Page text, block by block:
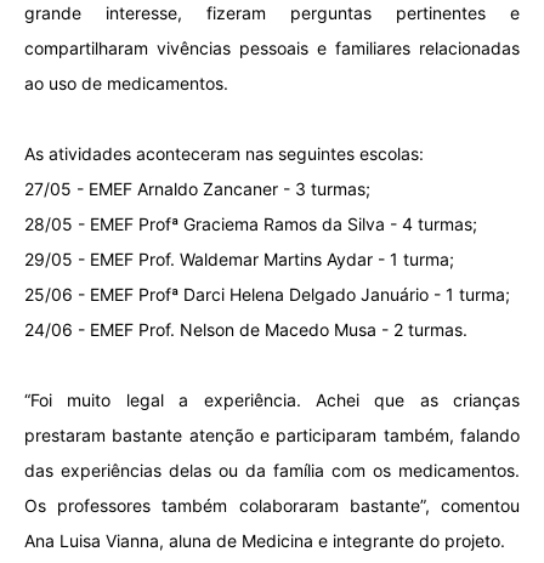
grande interesse, fizeram perguntas pertinentes e
compartilharam vivências pessoais e familiares relacionadas
ao uso de medicamentos.
As atividades aconteceram nas seguintes escolas:
27/05 - EMEF Arnaldo Zancaner - 3 turmas;
28/05 - EMEF Profª Graciema Ramos da Silva - 4 turmas;
29/05 - EMEF Prof. Waldemar Martins Aydar - 1 turma;
25/06 - EMEF Profª Darci Helena Delgado Januário - 1 turma;
24/06 - EMEF Prof. Nelson de Macedo Musa - 2 turmas.
“Foi muito legal a experiência. Achei que as crianças
prestaram bastante atenção e participaram também, falando
das experiências delas ou da família com os medicamentos.
Os professores também colaboraram bastante”, comentou
Ana Luisa Vianna, aluna de Medicina e integrante do projeto.